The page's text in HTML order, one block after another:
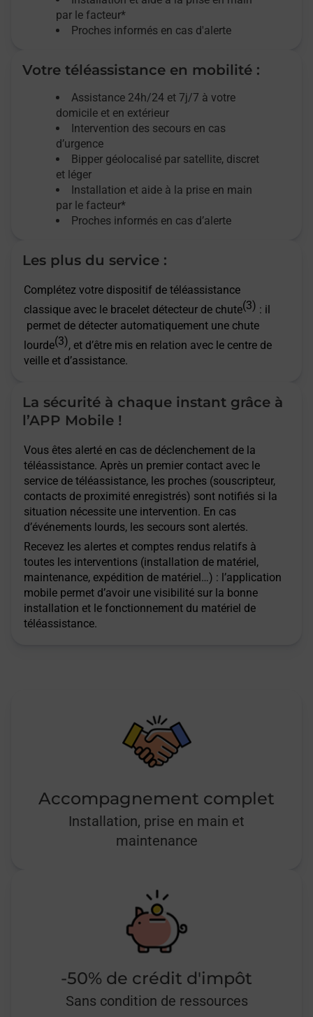
par le facteur*
Proches informés en cas d'alerte
Votre téléassistance en mobilité :
Assistance 24h/24 et 7j/7 à votre
domicile et en extérieur
Intervention des secours en cas
d’urgence
Bipper géolocalisé par satellite, discret
et léger
Installation et aide à la prise en main
par le facteur*
Proches informés en cas d’alerte
Les plus du service :
Complétez votre dispositif de téléassistance
classique avec le bracelet détecteur de chute(3) : il
permet de détecter automatiquement une chute
lourde(3), et d’être mis en relation avec le centre de
veille et d’assistance.
La sécurité à chaque instant grâce à
l’APP Mobile !
Vous êtes alerté en cas de déclenchement de la
téléassistance. Après un premier contact avec le
service de téléassistance, les proches (souscripteur,
contacts de proximité enregistrés) sont notifiés si la
situation nécessite une intervention. En cas
d’événements lourds, les secours sont alertés.
Recevez les alertes et comptes rendus relatifs à
toutes les interventions (installation de matériel,
maintenance, expédition de matériel…) : l’application
mobile permet d’avoir une visibilité sur la bonne
installation et le fonctionnement du matériel de
téléassistance.
Accompagnement complet
Installation, prise en main et
maintenance
-50% de crédit d'impôt
Sans condition de ressources